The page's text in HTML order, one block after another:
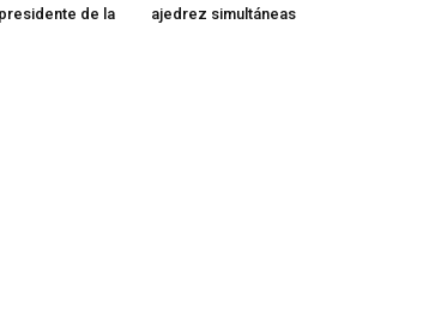
de la
ajedrez simultáneas